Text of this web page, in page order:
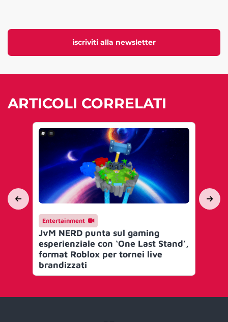
iscriviti alla newsletter
ARTICOLI CORRELATI
Entertainment
JvM NERD punta sul gaming
esperienziale con ‘One Last Stand’,
format Roblox per tornei live
brandizzati